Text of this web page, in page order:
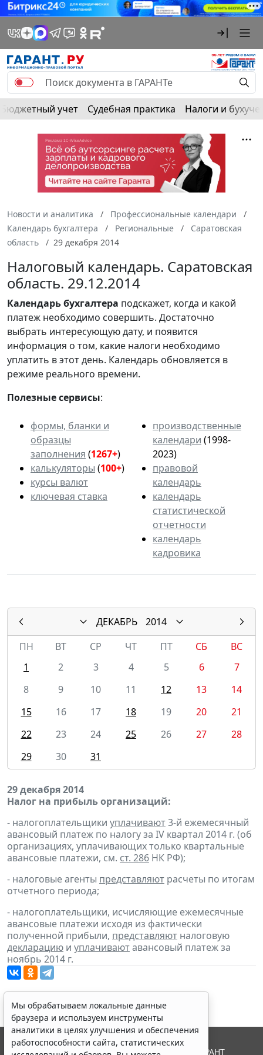
Бюджетный учет Судебная практика Налоги и
Новости и аналитика
Профессиональные календари
Календарь бухгалтера
Региональные
Саратовская
область
29 декабря 2014
Налоговый календарь. Саратовская
область. 29.12.2014
Календарьбухгалтера подскажет, когда и какой
платеж необходимо совершить. Достаточно
выбрать интересующую дату, и появится
информация о том, какие налоги необходимо
уплатить в этот день. Календарь обновляется в
режиме реального времени.
Полезные сервисы:
формы, бланки и
образцы
заполнения (1267+)
калькуляторы (100+)
курсы валют
ключевая ставка
производственные
календари (1998-
2023)
правовой
календарь
календарь
статистической
отчетности
календарь
кадровика
ДЕКАБРЬ
2014
ПН
ВТ СР ЧТ ПТ СБ
ВС
1
2 3 4 5 6
7
8
9 10 11 12 13
14
15
16 17 18 19 20
21
22
23 24 25 26 27
28
29
30 31
29 декабря 2014
Налог на прибыль организаций:
- налогоплательщики уплачивают3-й ежемесячный
авансовый платеж по налогу за IV квартал 2014 г. (об
организациях, уплачивающих только квартальные
авансовые платежи, см. ст. 286 НК РФ);
- налоговые агенты представляют расчеты по итогам
отчетного периода;
- налогоплательщики, исчисляющие ежемесячные
авансовые платежи исходя из фактически
полученной прибыли, представляют налоговую
декларацию и уплачиваютавансовый платеж за
ноябрь 2014 г.
Мы обрабатываем локальные данные
браузера и используем инструменты
аналитики в целях улучшения и обеспечения
работоспособности сайта, статистических
© ООО "НПП "ГАРАНТ-СЕРВИС", 2026. Система ГАРАНТ